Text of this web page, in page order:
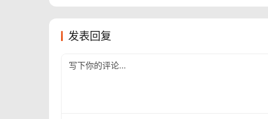
发表回复